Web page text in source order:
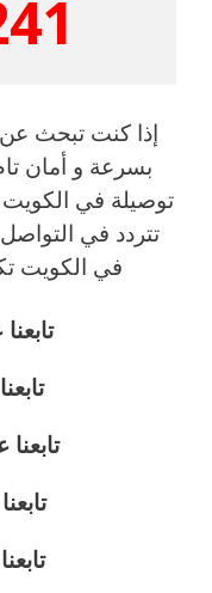
إذا كنت تبحث
بسرعة و أمان
توصيلة في
تتردد في
في الكويت